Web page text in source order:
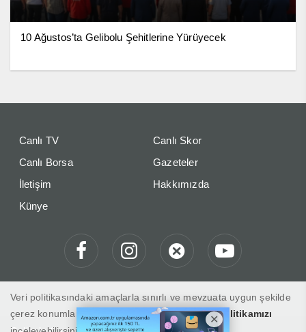
10 Ağustos’ta Gelibolu Şehitlerine Yürüyecek
Canlı TV
Canlı Skor
Canlı Borsa
Gazeteler
İletişim
Hakkımızda
Künye
Veri politikasındaki amaçlarla sınırlı ve mevzuata uygun şekilde
çerez konumlandırmaktayız. Detaylar içinveri politikamızı